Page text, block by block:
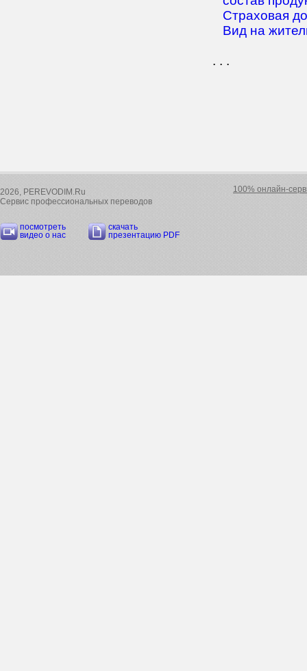
Страховая
Вид на
. . .
2026, PEREVODIM.Ru
Сервис профессиональных переводов
посмотреть
видео о нас
скачать
презентацию PDF
100% онлайн-